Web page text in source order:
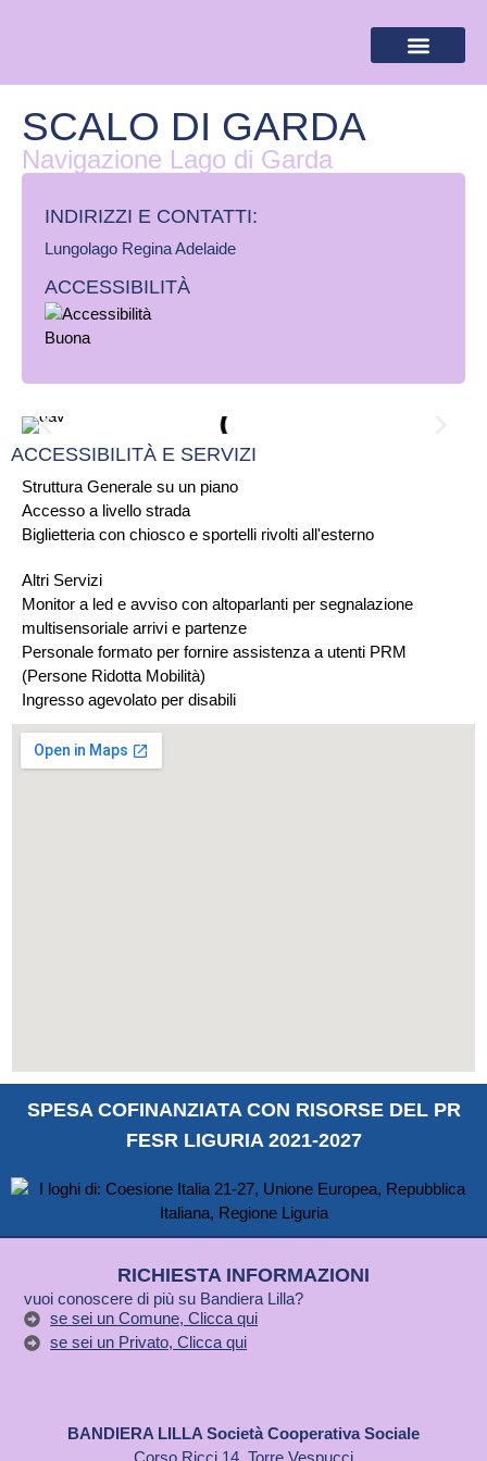
SCALO DI GARDA
Navigazione Lago di Garda
INDIRIZZI E CONTATTI:​
Lungolago Regina Adelaide
ACCESSIBILITÀ
Struttura Generale su un piano
Accesso a livello strada
Biglietteria con chiosco e sportelli rivolti all'esterno
Altri Servizi
Monitor a led e avviso con altoparlanti per segnalazione
multisensoriale arrivi e partenze
Personale formato per fornire assistenza a utenti PRM
(Persone Ridotta Mobilità)
Ingresso agevolato per disabili
ACCESSIBILITÀ E SERVIZI
SPESA COFINANZIATA CON RISORSE DEL PR
FESR LIGURIA 2021-2027
RICHIESTA INFORMAZIONI
vuoi conoscere di più su Bandiera Lilla?
se sei un Comune, Clicca qui
se sei un Privato, Clicca qui
BANDIERA LILLA Società Cooperativa Sociale